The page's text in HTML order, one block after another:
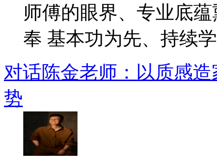
师傅的眼界、专业底
奉 基本功为先、持续
对话陈金老师：以质感
势